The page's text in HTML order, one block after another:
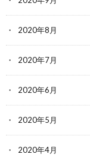
2020年8月
2020年7月
2020年6月
2020年5月
2020年4月